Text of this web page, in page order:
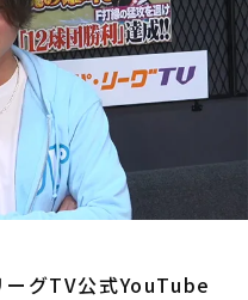
ーズグTV公式YouTube